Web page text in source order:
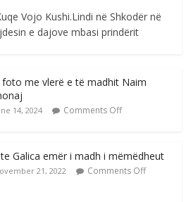
Vojo Kushi.Lindi në Shkodër në
e dajove mbasi prindërit
foto me vlerë e të madhit Naim
14, 2024 Comments Off
Galica emër i madh i mëmëdheut
21, 2022 Comments Off